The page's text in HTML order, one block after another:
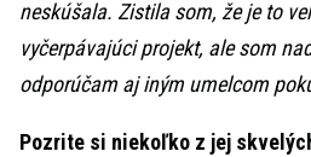
neskúšala. Zistila som, že je to
vyčerpávajúci projekt, ale som
odporúčam aj iným umelcom
Pozrite si niekoľko z jej